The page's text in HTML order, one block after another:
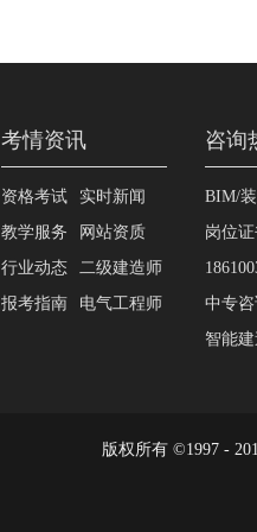
考情资讯
资格考试
教学服务
行业动态
报考指南
实时新闻
网站资质
二级建造师
电气工程师
咨询
BIM/
岗位
中专咨
智能
版权所有 ©1997 -